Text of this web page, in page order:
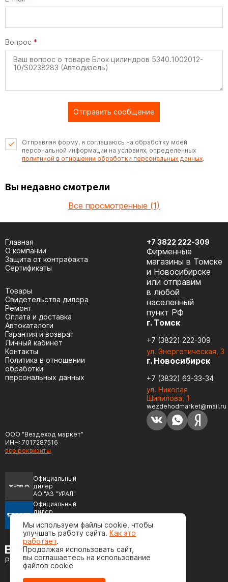
Вопрос *
Отправить сообщение
Отправляя форму, я соглашаюсь на обработку моей
персональной информации на условиях, определенных
политикой в отношении обработки персональных данных.
Вы недавно смотрели
Все просмотренные (1)
ООО "Вездеход маркет"
ИНН: 7017287516
все реквизиты
Официальный
дилер
АО "АЗ "УРАЛ"
Официальный
дилер
(ЯМЗ)
Разработка сайта
Главная
О компании
Защита от контрафакта
Сертификаты
Товары
Cвидетельства дилера
Ремонт
Оплата и доставка
Автокаталоги
Гарантия и возврат
Личный кабинет
Контакты
Политика в отношении
обработки
персональных данных
+7 3822 222-309
Фирменные
магазины в Томске
и Новосибирске
или отправим
в любой
населенный
пункт РФ
г. Томск
+7 (3822) 222-309
ул. Энергетическая, 3
г. Новосибирск
+7 (3832) 63-33-34
ул. Николая
Шипилова, 1
wezdehodmarket@mail.ru
Мы используем файлы cookie, чтобы
улучшать работу сайта. Как это
работает.
Продолжая использовать сайт,
вы соглашаетесь на использование
файлов cookie